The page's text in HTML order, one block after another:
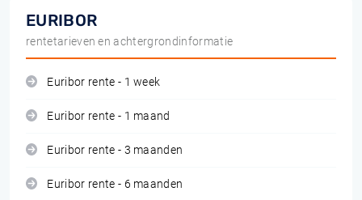
EURIBOR
rentetarieven en achtergrondinformatie
Euribor rente - 1 week
Euribor rente - 1 maand
Euribor rente - 3 maanden
Euribor rente - 6 maanden